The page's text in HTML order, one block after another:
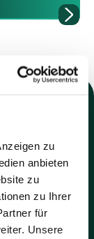
zu
anbieten
zu
zu Ihrer
für
Unsere